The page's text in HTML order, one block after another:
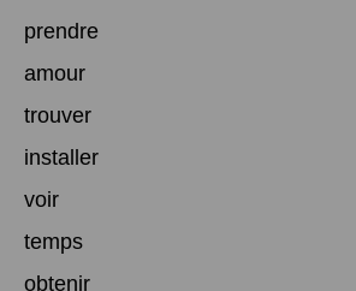
prendre
amour
trouver
installer
voir
temps
obtenir